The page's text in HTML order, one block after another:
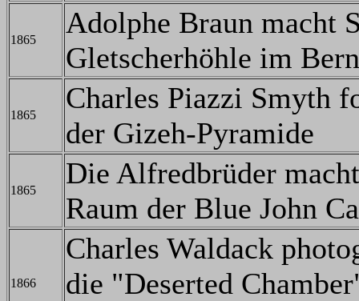
1865
Adolphe Braun macht
Gletscherhöhle im
1865
Charles Piazzi Smyth
der Gizeh-Pyramide
1865
Die Alfredbrüder
Raum der Blue John
1866
Charles Waldack
die "Deserted